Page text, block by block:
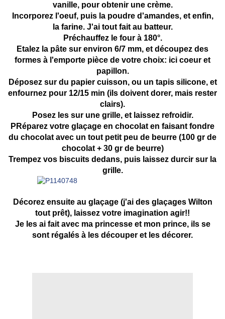
vanille, pour obtenir une crème.
Incorporez l'oeuf, puis la poudre d'amandes, et enfin,
la farine. J'ai tout fait au batteur.
Préchauffez le four à 180°.
Etalez la pâte sur environ 6/7 mm, et découpez des
formes à l'emporte pièce de votre choix: ici coeur et
papillon.
Déposez sur du papier cuisson, ou un tapis silicone, et
enfournez pour 12/15 min (ils doivent dorer, mais rester
clairs).
Posez les sur une grille, et laissez refroidir.
PRéparez votre glaçage en chocolat en faisant fondre
du chocolat avec un tout petit peu de beurre (100 gr de
chocolat + 30 gr de beurre)
Trempez vos biscuits dedans, puis laissez durcir sur la
grille.
Décorez ensuite au glaçage (j'ai des glaçages Wilton
tout prêt), laissez votre imagination agir!!
Je les ai fait avec ma princesse et mon prince, ils se
sont régalés à les découper et les décorer.